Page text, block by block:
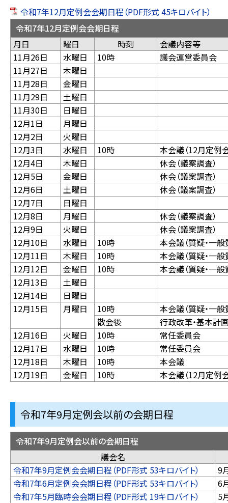
令和7年12月定例会会期日程（PDF形式 45キロバイト）
令和7年12月定例会会期日程
月日
曜日 時刻
会議内
11月26日
水曜日 10時
議会運営委員会
11月27日
木曜日
11月28日
金曜日
11月29日
土曜日
11月30日
日曜日
12月1日
月曜日
12月2日
火曜日
12月3日
水曜日 10時
本会議（12月定例
12月4日
木曜日
休会（議案調査）
12月5日
金曜日
休会（議案調査）
12月6日
土曜日
休会（議案調査）
12月7日
日曜日
12月8日
月曜日
休会（議案調査）
12月9日
火曜日
休会（議案調査）
12月10日
水曜日 10時
本会議（質疑・一般
12月11日
木曜日 10時
本会議（質疑・一般
12月12日
金曜日 10時
本会議（質疑・一般
12月13日
土曜日
12月14日
日曜日
12月15日
月曜日 10時
本会議（質疑・一般
散会後
行政改革・基本計
12月16日
火曜日 10時
常任委員会
12月17日
水曜日 10時
常任委員会
12月18日
木曜日 10時
本会議
12月19日
金曜日 10時 本会議（12月定例
令和7年9月定例会以前の会期日程
令和7年9月定例会以前の会期日程
議会名
令和7年9月定例会会期日程（PDF形式 53キロバイト）
9
令和7年6月定例会会期日程（PDF形式 53キロバイト）
6
令和7年5月臨時会会期日程（PDF形式 19キロバイト）
5